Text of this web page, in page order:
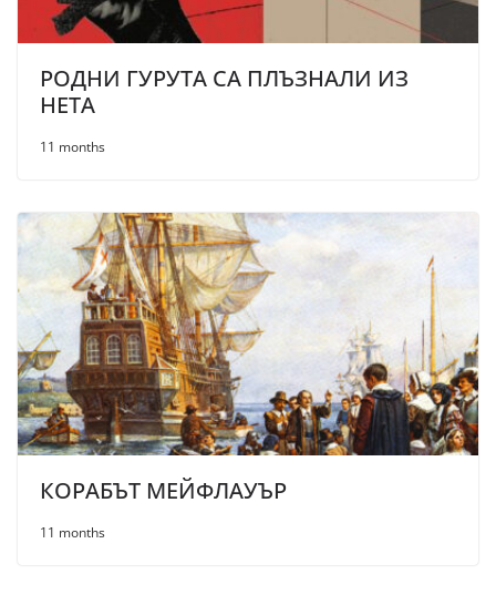
РОДНИ ГУРУТА СА ПЛЪЗНАЛИ ИЗ
НЕТА
11 months
КОРАБЪТ МЕЙФЛАУЪР
11 months